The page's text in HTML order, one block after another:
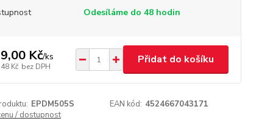
Odesíláme do 48 hodin
Kč/ks
Kč bez DPH
Přidat do košíku
EPDM505S EAN kód: 4524667043171
/ dostupnost